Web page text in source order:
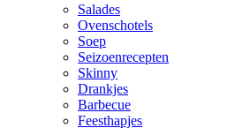
Salades
Ovenschotels
Soep
Seizoenrecepten
Skinny
Drankjes
Barbecue
Feesthapjes